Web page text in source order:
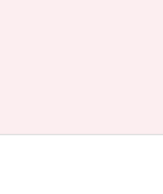
müssen sich
Ausland erhalten, in